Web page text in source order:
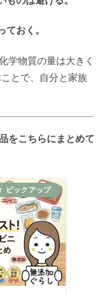
ておく。
学物質の量は大きく
とで、自分と家族
をこちらにまとめて